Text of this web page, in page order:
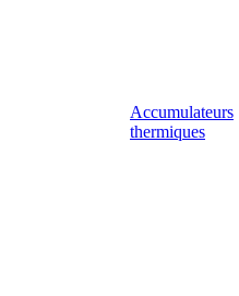
Accumulateurs
thermiques